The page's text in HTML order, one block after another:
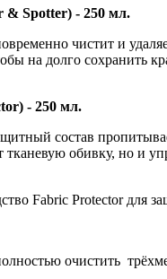
& Spotter) - 250 мл.
чистит и
на долго сохранить
- 250 мл.
состав
тканевую обивку, но и
Fabric Protector для
очистить